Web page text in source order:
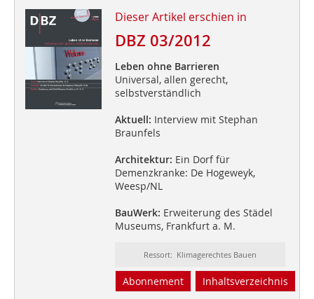
Dieser Artikel erschien in
DBZ 03/2012
Leben ohne Barrieren
Universal, allen gerecht,
selbstverständlich
Aktuell: Interview mit Stephan
Braunfels
Architektur: Ein Dorf für
Demenzkranke: De Hogeweyk,
Weesp/NL
BauWerk: Erweiterung des Städel
Museums, Frankfurt a. M.
Ressort: Klimagerechtes Bauen
Abonnement Inhaltsverzeichnis